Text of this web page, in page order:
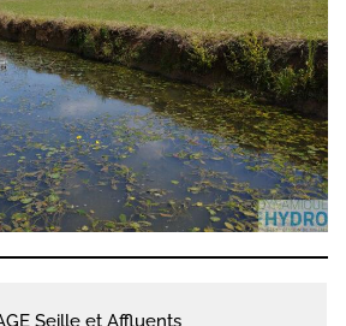
Seille et Affluents